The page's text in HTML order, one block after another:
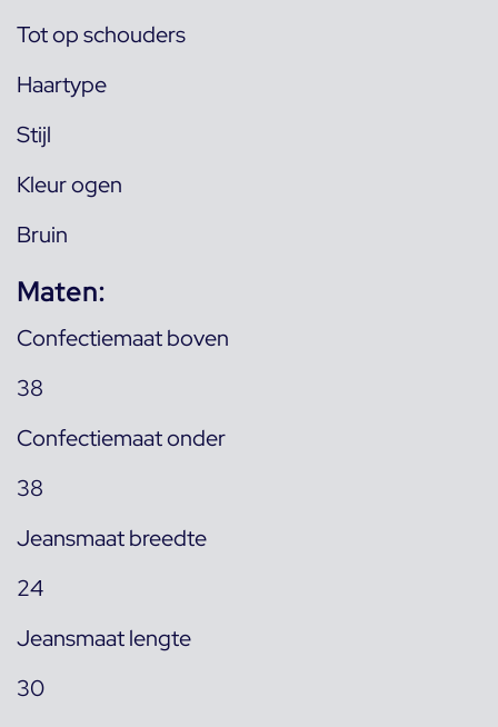
Tot op schouders
Haartype
Stijl
Kleur ogen
Bruin
Maten:
Confectiemaat boven
38
Confectiemaat onder
38
Jeansmaat breedte
24
Jeansmaat lengte
30